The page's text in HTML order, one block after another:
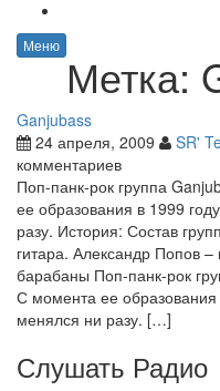
Меню
Метка:
Ganjubass
24 апреля, 2009
SR'
комментариев
Поп-панк-рок группа
ее образования в 1999
разу. История: Состав
гитара. Александр Попов
барабаны Поп-панк-рок
С момента ее образования
менялся ни разу. […]
Слушать Радио